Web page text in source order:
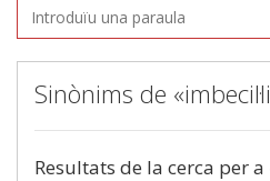
Sinònims de
Resultats de la cerca per a